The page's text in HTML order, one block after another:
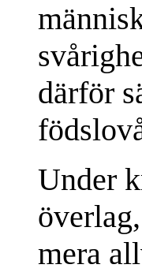
därför
Under
mera